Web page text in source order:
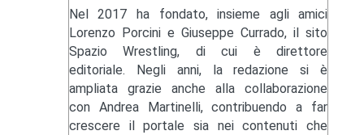
Nel 2017 ha fondato, insieme agli amici
Lorenzo Porcini e Giuseppe Currado, il sito
Spazio Wrestling, di cui è direttore
editoriale. Negli anni, la redazione si è
ampliata grazie anche alla collaborazione
con Andrea Martinelli, contribuendo a far
crescere il portale sia nei contenuti che